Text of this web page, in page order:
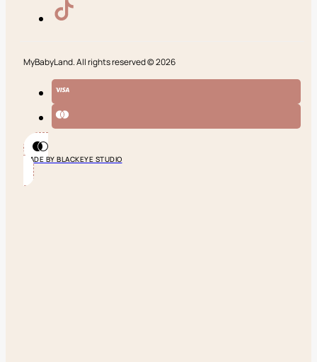
MyBabyLand. All rights reserved © 2026
MADE BY BLACKEYE STUDIO